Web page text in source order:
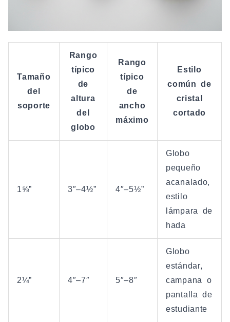
Tamaño
del
soporte
Rango
típico
de
altura
del
globo
Rango
típico
de
ancho
máximo
Estilo
común de
cristal
cortado
1⅝” 3″–4½” 4″–5½”
Globo
pequeño
acanalado,
estilo
lámpara de
hada
2¼” 4″–7″ 5″–8″
Globo
estándar,
campana o
pantalla de
estudiante